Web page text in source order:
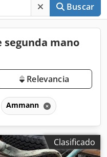
Buscar
segunda mano
Relevancia
Ammann
Clasificado